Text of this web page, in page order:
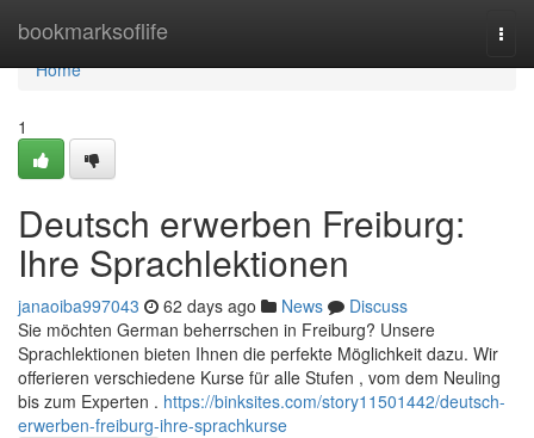
bookmarksoflife
Home
Home
1
Deutsch erwerben Freiburg:
Ihre Sprachlektionen
janaoiba997043 62 days ago News
Discuss
Sie möchten German beherrschen in Freiburg? Unsere
Sprachlektionen bieten Ihnen die perfekte Möglichkeit dazu. Wir
offerieren verschiedene Kurse für alle Stufen , vom dem Neuling
bis zum Experten . https://binksites.com/story11501442/deutsch-
erwerben-freiburg-ihre-sprachkurse